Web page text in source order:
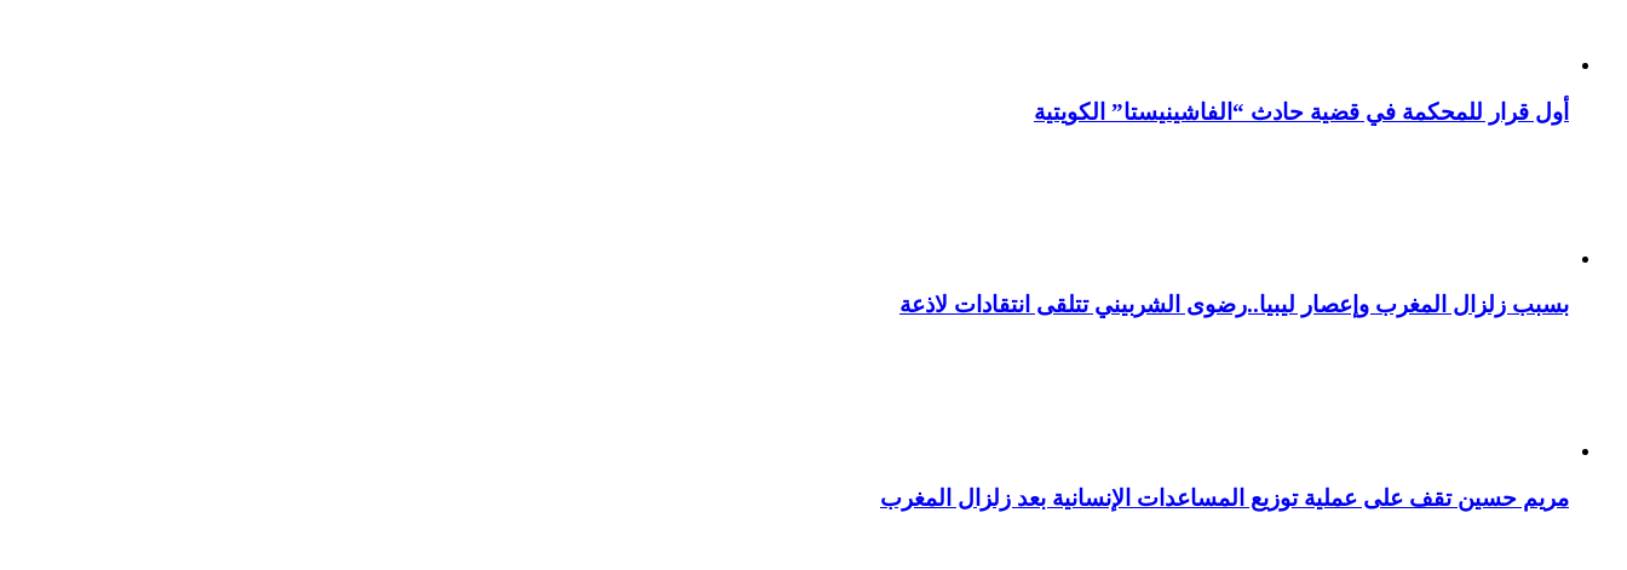
أول قرار للمحكمة في قضية حادث “الفاشينيستا” الكويتية
بسبب زلزال المغرب وإعصار ليبيا..رضوى الشربيني تتلقى انتقادات لاذعة
مريم حسين تقف على عملية توزيع المساعدات الإنسانية بعد زلزال المغرب